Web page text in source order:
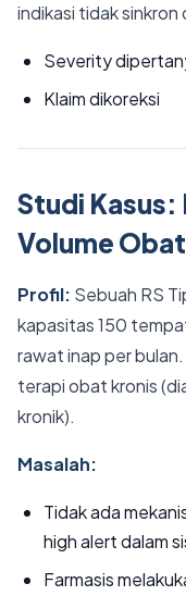
indikasi tidak sinkron
Severity
Klaim dikoreksi
Studi Kasus:
Volume
Profil: Sebuah RS
kapasitas 150
rawat inap per
terapi obat kronis
kronik).
Masalah:
Tidak ada
high alert dalam
Farmasis